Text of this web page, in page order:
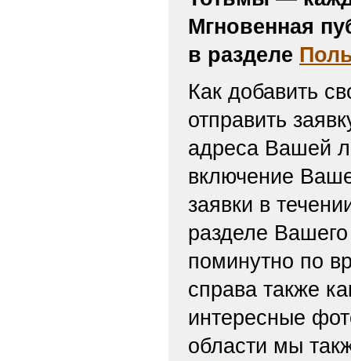
Мгновенная
в разделе
Как добавить
отправить
адреса Вашей
включение
заявки в
разделе
поминутно по
справа также
интересные
области мы